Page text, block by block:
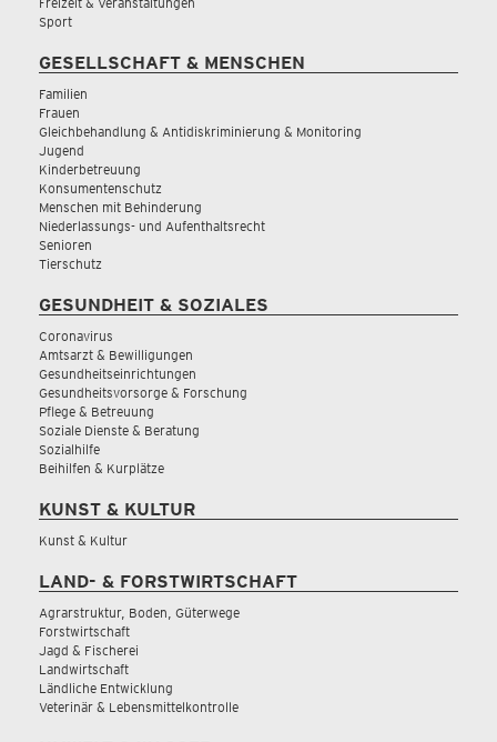
Sport
GESELLSCHAFT & MENSCHEN
Familien
Frauen
Gleichbehandlung & Antidiskriminierung & Monitoring
Jugend
Kinderbetreuung
Konsumentenschutz
Menschen mit Behinderung
Niederlassungs- und Aufenthaltsrecht
Senioren
Tierschutz
GESUNDHEIT & SOZIALES
Coronavirus
Amtsarzt & Bewilligungen
Gesundheitseinrichtungen
Gesundheitsvorsorge & Forschung
Pflege & Betreuung
Soziale Dienste & Beratung
Sozialhilfe
Beihilfen & Kurplätze
KUNST & KULTUR
Kunst & Kultur
LAND- & FORSTWIRTSCHAFT
Agrarstruktur, Boden, Güterwege
Forstwirtschaft
Jagd & Fischerei
Landwirtschaft
Ländliche Entwicklung
Veterinär & Lebensmittelkontrolle